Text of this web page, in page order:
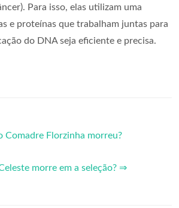
Para isso, elas utilizam uma
e proteínas que trabalham juntas para
do DNA seja eficiente e precisa.
Comadre Florzinha morreu?
morre em a seleção? ⇒